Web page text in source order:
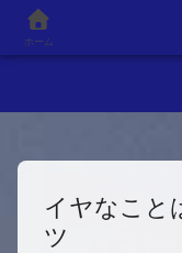
イヤなこと
ツ
ホーム